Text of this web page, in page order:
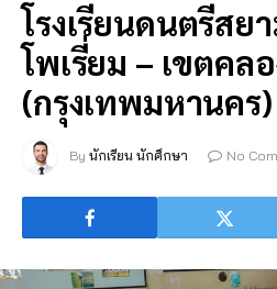
โรงเรียนดนตรีสย
โพเรี่ยม – เขตคล
(กรุงเทพมหานคร)
By นักเรียน นักศึกษา No